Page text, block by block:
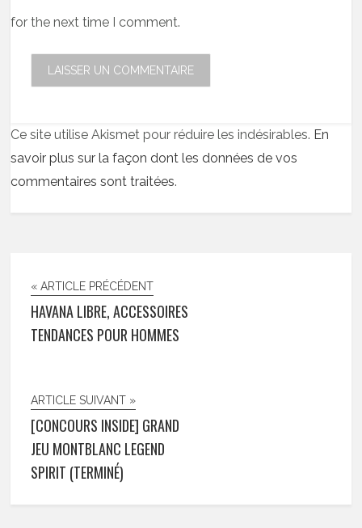
for the next time I comment.
Ce site utilise Akismet pour réduire les indésirables. En
savoir plus sur la façon dont les données de vos
commentaires sont traitées.
« ARTICLE PRÉCÉDENT
HAVANA LIBRE, ACCESSOIRES
TENDANCES POUR HOMMES
ARTICLE SUIVANT »
[CONCOURS INSIDE] GRAND
JEU MONTBLANC LEGEND
SPIRIT (TERMINÉ)